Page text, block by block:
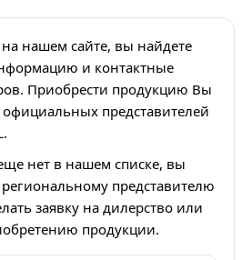
нашем сайте, вы найдете
и контактные
Приобрести продукцию Вы
официальных представителей
нет в нашем списке, вы
представителю
заявку на дилерство или
продукции.